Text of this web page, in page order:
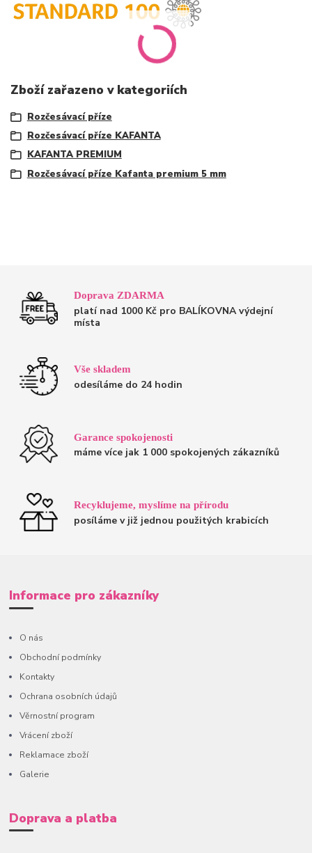
Zboží zařazeno v kategoriích
Rozčesávací příze
Rozčesávací příze KAFANTA
KAFANTA PREMIUM
Rozčesávací příze Kafanta premium 5 mm
Doprava ZDARMA
platí nad 1000 Kč pro BALÍKOVNA výdejní
místa
Vše skladem
odesíláme do 24 hodin
Garance spokojenosti
máme více jak 1 000 spokojených zákazníků
Recyklujeme, myslíme na přírodu
posíláme v již jednou použitých krabicích
Informace pro zákazníky
O nás
Obchodní podmínky
Kontakty
Ochrana osobních údajů
Věrnostní program
Vrácení zboží
Reklamace zboží
Galerie
Doprava a platba